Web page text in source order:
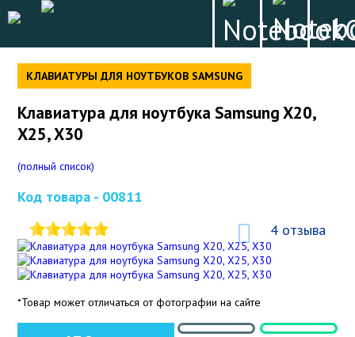
КЛАВИАТУРЫ ДЛЯ НОУТБУКОВ SAMSUNG
Клавиатура для ноутбука Samsung X20,
X25, X30
(полный список)
Код товара - 00811
4 отзыва
*Товар может отличаться от фотографии на сайте